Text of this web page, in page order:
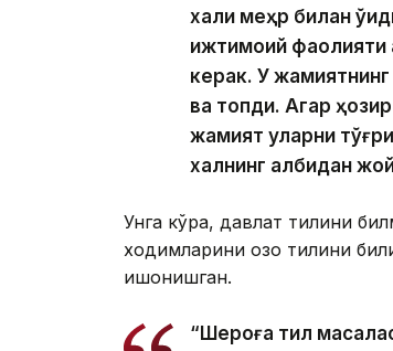
халқи меҳр билан
ижтимоий фаолияти
керак. У жамиятнинг
ва топди. Агар
жамият уларни
халқнинг қалбидан
Унга кўра, давлат тилини
ходимларини қозоқ тилини
ишонишган.
“Шероға тил